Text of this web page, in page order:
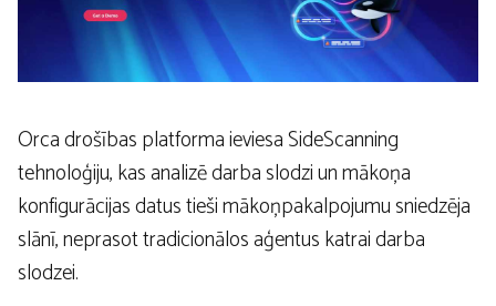
Orca drošības platforma ieviesa SideScanning
tehnoloģiju, kas analizē darba slodzi un mākoņa
konfigurācijas datus tieši mākoņpakalpojumu sniedzēja
slānī, neprasot tradicionālos aģentus katrai darba
slodzei.